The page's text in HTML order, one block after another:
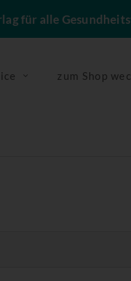
für alle
zum Shop